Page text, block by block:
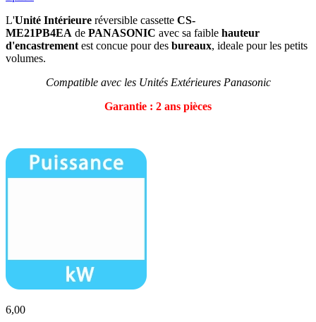
L'Unité Intérieure réversible cassette CS-
ME21PB4EA de PANASONIC avec sa faible hauteur
d'encastrement est concue pour des bureaux, ideale pour les petits
volumes.
Compatible avec les Unités Extérieures Panasonic
Garantie : 2 ans pièces
6,00